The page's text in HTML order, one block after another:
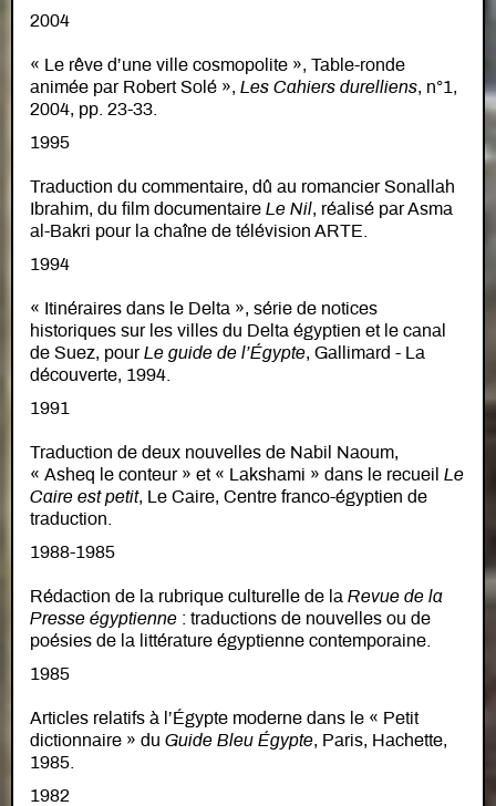
2004
« Le rêve d’une ville cosmopolite », Table-ronde
animée par Robert Solé », Les Cahiers durelliens, n°1,
2004, pp. 23-33.
1995
Traduction du commentaire, dû au romancier Sonallah
Ibrahim, du film documentaire Le Nil, réalisé par Asma
al-Bakri pour la chaîne de télévision ARTE.
1994
« Itinéraires dans le Delta », série de notices
historiques sur les villes du Delta égyptien et le canal
de Suez, pourLe guide de l’Égypte, Gallimard - La
découverte, 1994.
1991
Traduction de deux nouvelles de Nabil Naoum,
« Asheq le conteur » et « Lakshami » dans le recueil Le
Caire est petit, Le Caire, Centre franco-égyptien de
traduction.
1988-1985
Rédaction de la rubrique culturelle de la Revue de la
Presse égyptienne : traductions de nouvelles ou de
poésies de la littérature égyptienne contemporaine.
1985
Articles relatifs à l’Égypte moderne dans le « Petit
dictionnaire » du Guide Bleu Égypte, Paris, Hachette,
1985.
1982